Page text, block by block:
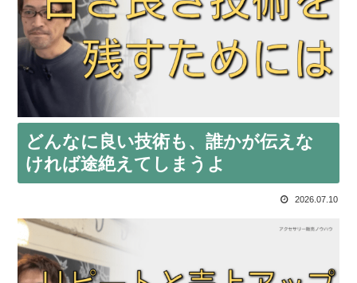
どんなに良い技術も、誰かが伝えな
ければ途絶えてしまうよ
2026.07.10